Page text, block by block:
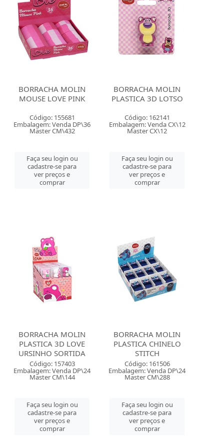
BORRACHA MOLIN
MOUSE LOVE PINK
Código: 155681
Embalagem: Venda DP\36
Master CM\432
Faça seu login ou
cadastre-se para
ver preços e
comprar
BORRACHA MOLIN
PLASTICA 3D LOTSO
Código: 162141
Embalagem: Venda CX\12
Master CX\12
Faça seu login ou
cadastre-se para
ver preços e
comprar
BORRACHA MOLIN
PLASTICA 3D LOVE
URSINHO SORTIDA
Código: 157403
Embalagem: Venda DP\24
Master CM\144
Faça seu login ou
cadastre-se para
ver preços e
comprar
BORRACHA MOLIN
PLASTICA CHINELO
STITCH
Código: 161506
Embalagem: Venda DP\24
Master CM\288
Faça seu login ou
cadastre-se para
ver preços e
comprar